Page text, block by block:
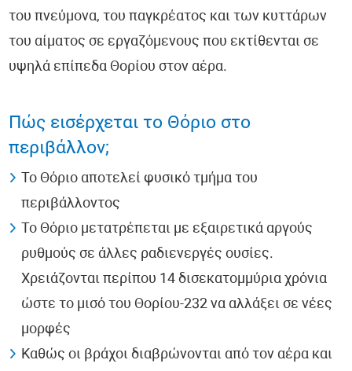
του πνεύμονα, του παγκρέατος και των κυττάρων
του αίματος σε εργαζόμενους που εκτίθενται σε
υψηλά επίπεδα Θορίου στον αέρα.
Πώς εισέρχεται το Θόριο στο
περιβάλλον;
Το Θόριο αποτελεί φυσικό τμήμα του
περιβάλλοντος
Το Θόριο μετατρέπεται με εξαιρετικά αργούς
ρυθμούς σε άλλες ραδιενεργές ουσίες.
Χρειάζονται περίπου 14 δισεκατομμύρια χρόνια
ώστε το μισό του Θορίου-232 να αλλάξει σε νέες
μορφές
Καθώς οι βράχοι διαβρώνονται από τον αέρα και